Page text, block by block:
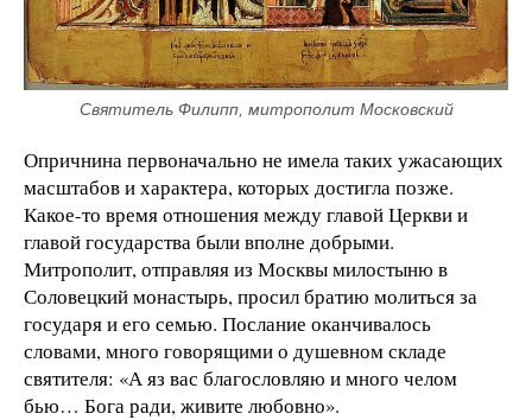
Святитель Филипп, митрополит Московский
Опричнина первоначально не имела таких ужасающих
масштабов и характера, которых достигла позже.
Какое-то время отношения между главой Церкви и
главой государства были вполне добрыми.
Митрополит, отправляя из Москвы милостыню в
Соловецкий монастырь, просил братию молиться за
государя и его семью. Послание оканчивалось
словами, много говорящими о душевном складе
святителя: «А яз вас благословляю и много челом
бью… Бога ради, живите любовно».